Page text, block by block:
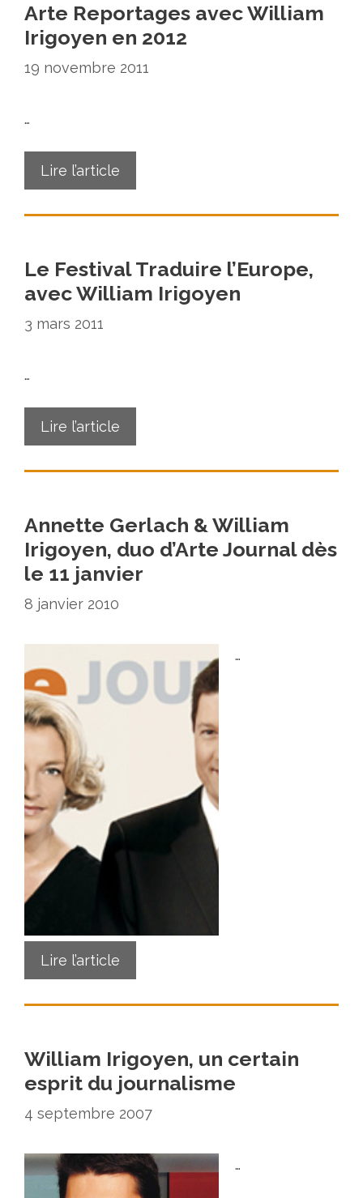
Arte Reportages avec William
Irigoyen en 2012
19 novembre 2011
…
Lire l’article
Le Festival Traduire l’Europe,
avec William Irigoyen
3 mars 2011
…
Lire l’article
Annette Gerlach & William
Irigoyen, duo d’Arte Journal dès
le 11 janvier
8 janvier 2010
…
Lire l’article
William Irigoyen, un certain
esprit du journalisme
4 septembre 2007
…